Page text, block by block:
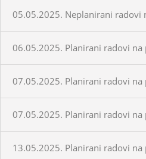
05.05.2025. Neplanirani radovi
06.05.2025. Planirani radovi
07.05.2025. Planirani radovi
07.05.2025. Planirani radovi
13.05.2025. Planirani radovi na